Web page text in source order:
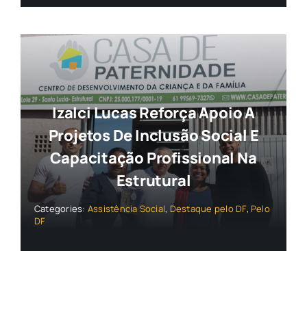
Izalci Lucas Reforça Apoio A
Projetos De Inclusão Social E
Capacitação Profissional Na
Estrutural
Categories: Assistência Social, Destaque pelo DF, Pelo
DF